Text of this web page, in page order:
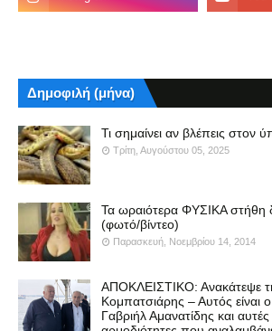
Δημοφιλή (μήνα)
Τι σημαίνει αν βλέπεις στον
Τρίτη, Αυγούστου 05, 2025
Τα ωραιότερα ΦΥΣΙΚΑ στήθη
(φωτό/βίντεο)
Παρασκευή, Νοεμβρίου 14, 2014
ΑΠΟΚΛΕΙΣΤΙΚΟ: Ανακάτεψε
Κομπατσιάρης – Αυτός είναι
Γαβριήλ Αμανατίδης και αυτές